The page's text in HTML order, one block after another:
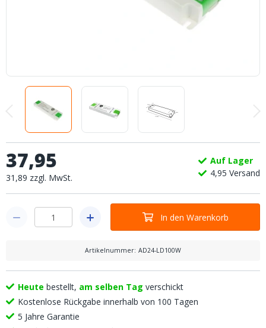
37,95
31 ,89 zzgl. MwSt.
Auf Lager
4,95 Versand
In den Warenkorb
Artikelnummer: AD24-LD100W
Heute bestellt, am selben Tag verschickt
Kostenlose Rückgabe innerhalb von 100 Tagen
5 Jahre Garantie